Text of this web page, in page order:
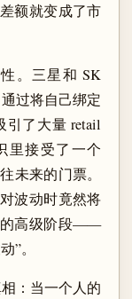
额就变成了市
。三星和 SK
过将自己绑定
引了大量 retail
里接受了一个
未来的门票。
波动时竟然将
的高级阶段——
”。
：当一个人的